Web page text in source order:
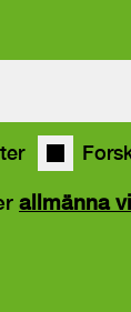
allmänna